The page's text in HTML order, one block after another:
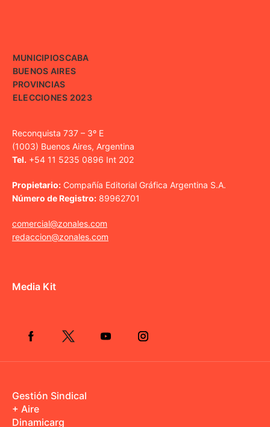
MUNICIPIOSCABA
BUENOS AIRES
PROVINCIAS
ELECCIONES 2023
Reconquista 737 – 3º E
(1003) Buenos Aires, Argentina
Tel. +54 11 5235 0896 Int 202
Propietario: Compañía Editorial Gráfica Argentina S.A.
Número de Registro: 89962701
comercial@zonales.com
redaccion@zonales.com
Media Kit
Gestión Sindical
+ Aire
Dinamicarg